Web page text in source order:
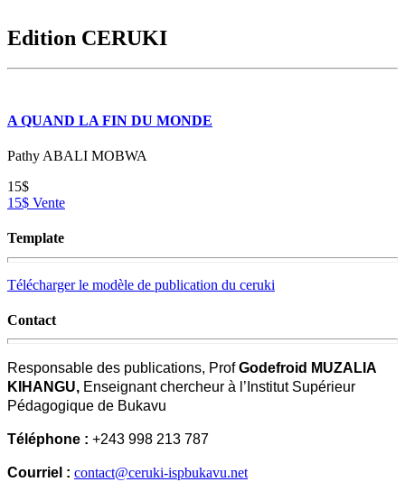
Edition CERUKI
A QUAND LA FIN DU MONDE
Pathy ABALI MOBWA
15$
15$ Vente
Template
Télécharger le modèle de publication du ceruki
Contact
Responsable des publications, ProfGodefroid MUZALIA
KIHANGU, Enseignant chercheur à l’Institut Supérieur
Pédagogique de Bukavu
Téléphone : +243 998 213 787
Courriel : contact@ceruki-ispbukavu.net